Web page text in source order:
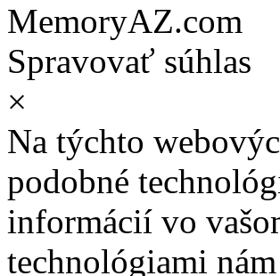
MemoryAZ.com
Spravovať súhlas
×
Na týchto
podobné
informácií vo
technológiami